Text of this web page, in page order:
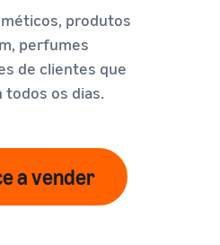
produtos
perfumes
de clientes que
todos os dias.
a vender